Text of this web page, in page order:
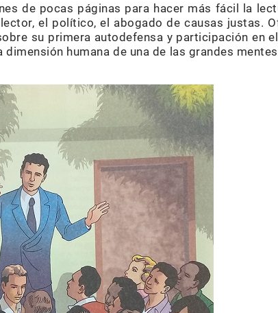
de pocas páginas para hacer más fácil la
el político, el abogado de causas justas.
su primera autodefensa y participación en
humana de una de las grandes